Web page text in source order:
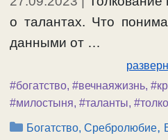
о талантах. Что
данными от …
#богатство, #вечнаяжизнь,
#милостыня, #таланты,
Рубрики
Богатство, Сребролюбие,